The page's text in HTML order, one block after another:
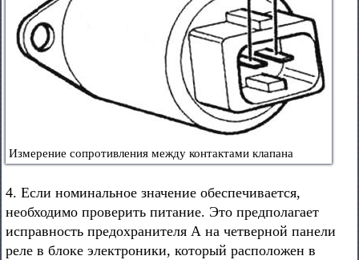
Измерение сопротивления между контактами клапана
4. Если номинальное значение обеспечивается,
необходимо проверить питание. Это предполагает
исправность предохранителя А на четверной панели
реле в блоке электроники, который расположен в